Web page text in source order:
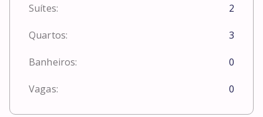
Suítes: 2
Quartos: 3
Banheiros: 0
Vagas: 0